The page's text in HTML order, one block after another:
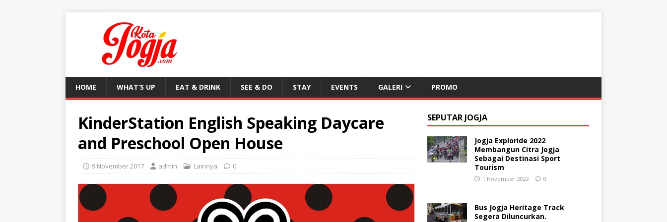
HOME WHAT’S UP EAT & DRINK SEE & DO STAY EVENTS GALERI PROMO
KinderStation English Speaking Daycare
and Preschool Open House
9 November 2017 admin Lainnya 0
SEPUTAR JOGJA
Jogja Exploride 2022
Membangun Citra Jogja
Sebagai Destinasi Sport
Tourism
1 November 2022 0
Bus Jogja Heritage Track
Segera Diluncurkan.